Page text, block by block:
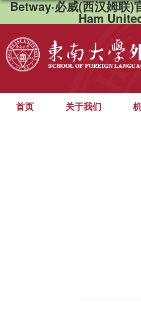
Betway·必威(西汉姆联)
Ham
首页 关于我们